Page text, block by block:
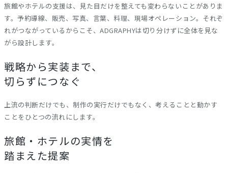
旅館やホテルの支援は、見た目だけを整えても変わらないことがありま
す。予約導線、販売、写真、言葉、料理、現場オペレーション。それぞ
れがつながっているからこそ、ADGRAPHYは切り分けずに全体を見な
がら設計します。
戦略から実装まで、
切らずにつなぐ
上流の判断だけでも、制作の実行だけでもなく、考えることと動かす
ことをひとつの流れにします。
旅館・ホテルの実情を
踏まえた提案